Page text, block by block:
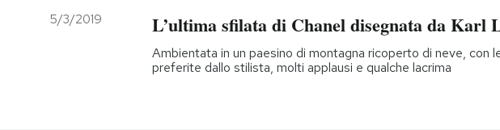
5/3/2019 L’ultima sfilata di Chanel disegnata da Karl
Ambientata in un paesino di montagna ricoperto di neve, con
preferite dallo stilista, molti applausi e qualche lacrima